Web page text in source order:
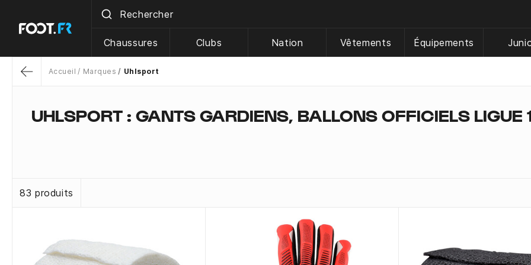
Chaussures Clubs Nation Vêtements Équipements
Accueil Marques Uhlsport
UHLSPORT : GANTS GARDIENS, BALLONS OFFICIELS LIGUE
83 produits